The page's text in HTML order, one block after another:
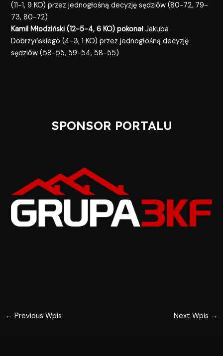
(11-1, 9 KO) przez jednogłośną decyzję sędziów (80-72, 79-
73, 80-72)
Kamil Młodziński (12-5-4, 6 KO) pokonałJakuba
Dobrzyńskiego (4-3, 1 KO) przez jednogłośną decyzję
sędziów (58-55, 59-54, 58-55)
SPONSOR PORTALU
← Previous Wpis Next Wpis →